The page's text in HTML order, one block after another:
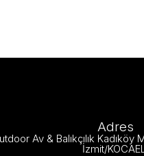
Adres
Av & Balıkçılık Kadıköy
İzmit/